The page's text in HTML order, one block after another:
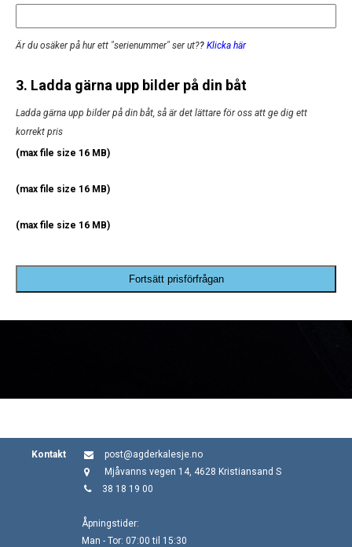
Är du osäker på hur ett "serienummer" ser ut?? Klicka här
3. Ladda gärna upp bilder på din båt
Ladda gärna upp bilder på din båt, så är det lättare för oss att ge dig ett
korrekt pris
(max file size 16 MB)
(max file size 16 MB)
(max file size 16 MB)
Fortsätt prisförfrågan
Kontakt
post@agderkalesje.no
Mjåvanns vegen 14, 4628 Kristiansand S
38 18 19 00
Åpningstider:
Man - Tor: 07:00 til 15:30